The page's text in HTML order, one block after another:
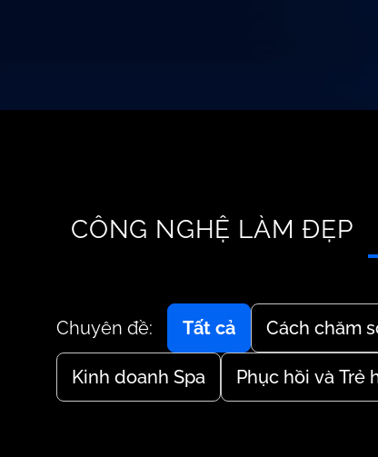
CÔNG NGHỆ LÀM ĐẸP
Chuyên đề: Tất cả Cách chăm
Kinh doanh Spa Phục hồi và Trẻ